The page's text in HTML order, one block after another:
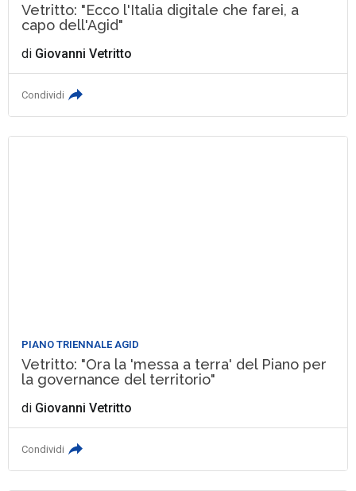
Vetritto: "Ecco l'Italia digitale che farei, a
capo dell'Agid"
di Giovanni Vetritto
Condividi
PIANO TRIENNALE AGID
Vetritto: "Ora la 'messa a terra' del Piano per
la governance del territorio"
di Giovanni Vetritto
Condividi